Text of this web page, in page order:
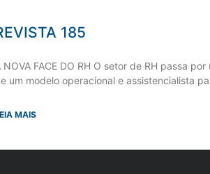
185
NOVA FACE DO RH O setor de RH passa
um modelo operacional e assistencialista
MAIS